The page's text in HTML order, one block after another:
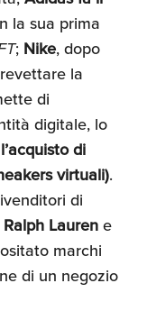
la sua prima
; Nike, dopo
la
di
digitale, lo
l’acquisto di
virtuali).
di
Ralph Laurene
marchi
di un negozio